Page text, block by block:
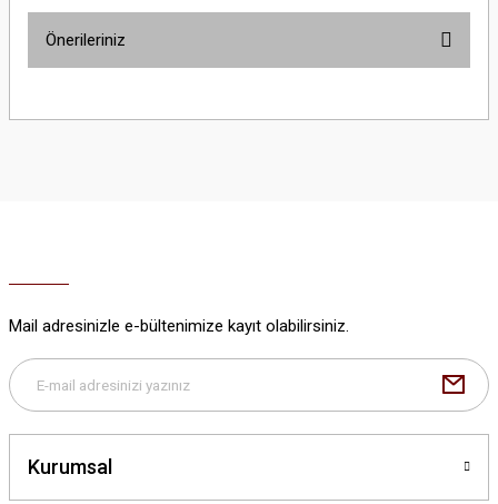
Önerileriniz
yetersiz gördüğünüz noktaları öneri formunu kullanarak tarafımıza
Bu ürüne benzer farklı alternatifler olmalı.
Mail adresinizle e-bültenimize kayıt olabilirsiniz.
Kurumsal